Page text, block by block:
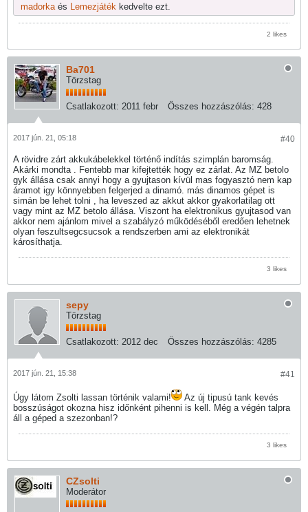
madorka és Lemezjáték kedvelte ezt.
2 likes
Ba701
Törzstag
Csatlakozott: 2011 febr Összes hozzászólás: 428
#40
2017 jún. 21, 05:18
A rövidre zárt akkukábelekkel történő indítás szimplán baromság.
Akárki mondta . Fentebb mar kifejtették hogy ez zárlat. Az MZ betolo
gyk állása csak annyi hogy a gyujtason kívül mas fogyasztó nem kap
áramot igy könnyebben felgerjed a dinamó. más dinamos gépet is
simán be lehet tolni , ha leveszed az akkut akkor gyakorlatilag ott
vagy mint az MZ betolo állása. Viszont ha elektronikus gyujtasod van
akkor nem ajánlom mivel a szabályzó működéséből eredően lehetnek
olyan feszultsegcsucsok a rendszerben ami az elektronikát
károsíthatja.
3 likes
sepy
Törzstag
Csatlakozott: 2012 dec Összes hozzászólás: 4285
#41
2017 jún. 21, 15:38
Úgy látom Zsolti lassan történik valami!
Az új tipusú tank kevés
bosszúságot okozna hisz időnként pihenni is kell. Még a végén talpra
áll a géped a szezonban!?
3 likes
CZsolti
Moderátor